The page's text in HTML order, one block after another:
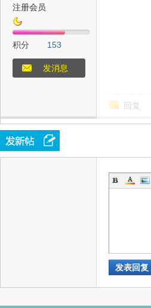
梦
注册会员
积分 153
发消息
回复
发表回复